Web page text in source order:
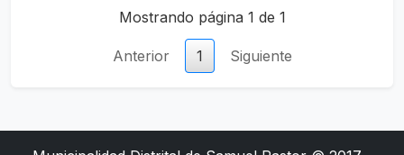
Mostrando página 1 de 1
Anterior 1 Siguiente